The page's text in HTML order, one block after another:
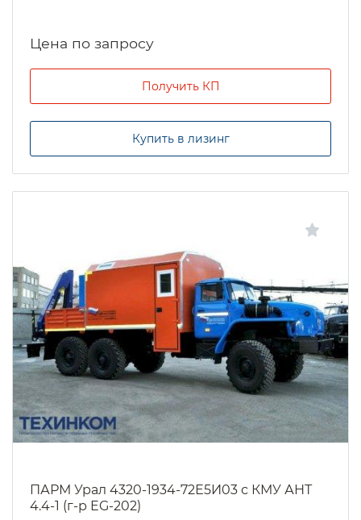
Цена по запросу
Получить КП
Купить в лизинг
ПАРМ Урал 4320-1934-72Е5И03 с КМУ АНТ
4.4-1 (г-р EG-202)